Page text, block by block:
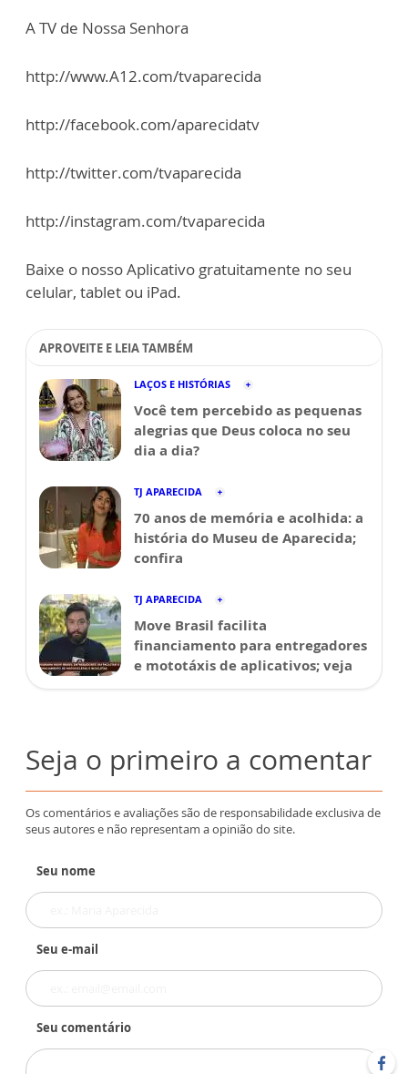
A TV de Nossa Senhora
http://www.A12.com/tvaparecida
http://facebook.com/aparecidatv
http://twitter.com/tvaparecida
http://instagram.com/tvaparecida
Baixe o nosso Aplicativo gratuitamente no seu
celular, tablet ou iPad.
APROVEITE E LEIA TAMBÉM
LAÇOS E HISTÓRIAS
Você tem percebido as pequenas
alegrias que Deus coloca no seu
dia a dia?
TJ APARECIDA
70 anos de memória e acolhida: a
história do Museu de Aparecida;
confira
TJ APARECIDA
Move Brasil facilita
financiamento para entregadores
e mototáxis de aplicativos; veja
Seja o primeiro a comentar
Os comentários e avaliações são de responsabilidade exclusiva de
seus autores e não representam a opinião do site.
Seu nome
Seu e-mail
Seu comentário